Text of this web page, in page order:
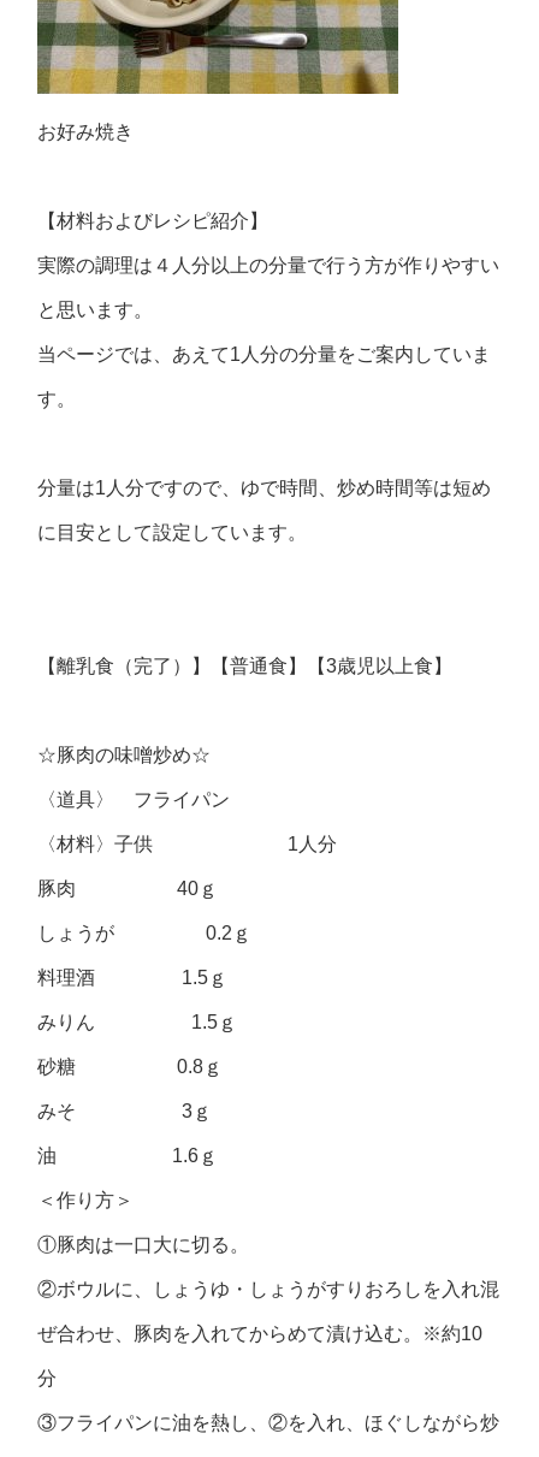
お好み焼き
【材料およびレシピ紹介】
実際の調理は４人分以上の分量で行う方が作りやすい
と思います。
当ページでは、あえて1人分の分量をご案内していま
す。
分量は1人分ですので、ゆで時間、炒め時間等は短め
に目安として設定しています。
【離乳食（完了）】【普通食】【3歳児以上食】
☆豚肉の味噌炒め☆
〈道具〉 フライパン
〈材料〉子供 1人分
豚肉 40ｇ
しょうが 0.2ｇ
料理酒 1.5ｇ
みりん 1.5ｇ
砂糖 0.8ｇ
みそ 3ｇ
油 1.6ｇ
＜作り方＞
①豚肉は一口大に切る。
②ボウルに、しょうゆ・しょうがすりおろしを入れ混
ぜ合わせ、豚肉を入れてからめて漬け込む。※約10
分
③フライパンに油を熱し、②を入れ、ほぐしながら炒